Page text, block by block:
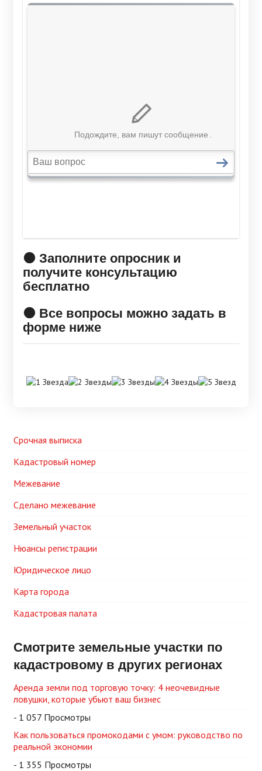
🟠 Заполните опросник и
получите консультацию
бесплатно
🟠 Все вопросы можно задать в
форме ниже
Срочная выписка
Кадастровый номер
Межевание
Сделано межевание
Земельный участок
Нюансы регистрации
Юридическое лицо
Карта города
Кадастровая палата
Смотрите земельные участки по
кадастровому в других регионах
Аренда земли под торговую точку: 4 неочевидные
ловушки, которые убьют ваш бизнес
- 1 057 Просмотры
Как пользоваться промокодами с умом: руководство по
реальной экономии
- 1 355 Просмотры